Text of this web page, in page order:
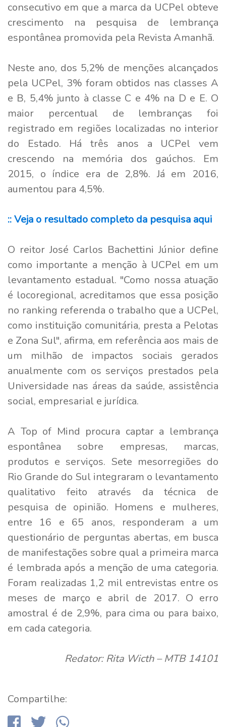
consecutivo em que a marca da UCPel obteve
crescimento na pesquisa de lembrança
espontânea promovida pela Revista Amanhã.
Neste ano, dos 5,2% de menções alcançados
pela UCPel, 3% foram obtidos nas classes A
e B, 5,4% junto à classe C e 4% na D e E. O
maior percentual de lembranças foi
registrado em regiões localizadas no interior
do Estado. Há três anos a UCPel vem
crescendo na memória dos gaúchos. Em
2015, o índice era de 2,8%. Já em 2016,
aumentou para 4,5%.
:: Veja o resultado completo da pesquisa aqui
O reitor José Carlos Bachettini Júnior define
como importante a menção à UCPel em um
levantamento estadual. "Como nossa atuação
é locoregional, acreditamos que essa posição
no ranking referenda o trabalho que a UCPel,
como instituição comunitária, presta a Pelotas
e Zona Sul", afirma, em referência aos mais de
um milhão de impactos sociais gerados
anualmente com os serviços prestados pela
Universidade nas áreas da saúde, assistência
social, empresarial e jurídica.
A Top of Mind procura captar a lembrança
espontânea sobre empresas, marcas,
produtos e serviços. Sete mesorregiões do
Rio Grande do Sul integraram o levantamento
qualitativo feito através da técnica de
pesquisa de opinião. Homens e mulheres,
entre 16 e 65 anos, responderam a um
questionário de perguntas abertas, em busca
de manifestações sobre qual a primeira marca
é lembrada após a menção de uma categoria.
Foram realizadas 1,2 mil entrevistas entre os
meses de março e abril de 2017. O erro
amostral é de 2,9%, para cima ou para baixo,
em cada categoria.
Redator: Rita Wicth – MTB 14101
Compartilhe: